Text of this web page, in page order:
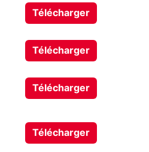
Télécharger
Télécharger
Télécharger
Télécharger